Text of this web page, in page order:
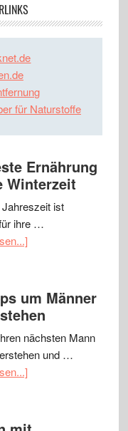
für Naturstoffe
Ernährung
Winterzeit
ist
ihre …
um Männer
nächsten Mann
und …